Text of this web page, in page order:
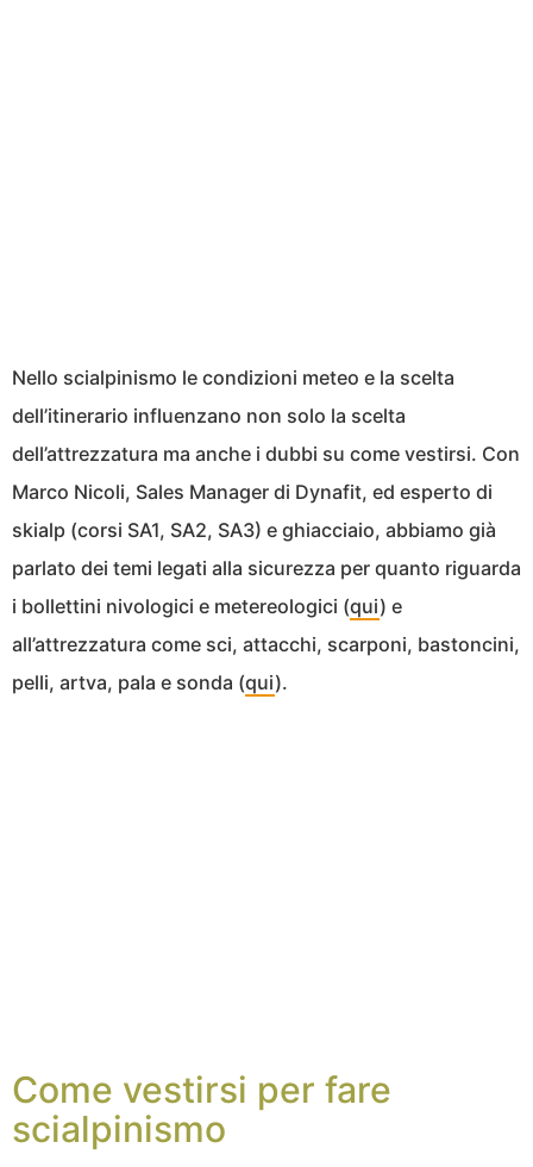
Nello scialpinismo le condizioni meteo e la scelta
dell’itinerario influenzano non solo la scelta
dell’attrezzatura ma anche i dubbi su come vestirsi. Con
Marco Nicoli, Sales Manager di Dynafit, ed esperto di
skialp (corsi SA1, SA2, SA3) e ghiacciaio, abbiamo già
parlato dei temi legati alla sicurezza per quanto riguarda
i bollettini nivologici e metereologici (qui) e
all’attrezzatura come sci, attacchi, scarponi, bastoncini,
pelli, artva, pala e sonda (qui).
Come vestirsi per fare
scialpinismo